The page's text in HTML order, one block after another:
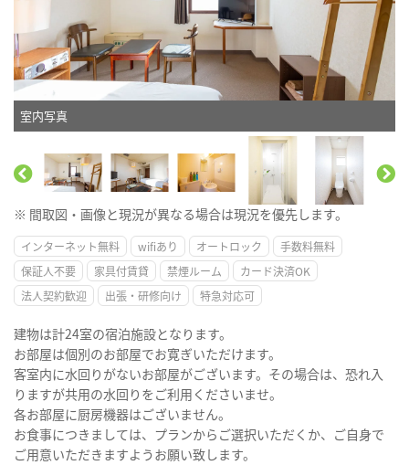
室内写真
※ 間取図・画像と現況が異なる場合は現況を優先します。
インターネット無料 wifiあり オートロック
手数料無料
保証人不要
家具付賃貸 禁煙ルーム
カード決済OK
法人契約歓迎
出張・研修向け 特急対応可
建物は計24室の宿泊施設となります。
お部屋は個別のお部屋でお寛ぎいただけます。
客室内に水回りがないお部屋がございます。その場合は、恐れ入
りますが共用の水回りをご利用くださいませ。
各お部屋に厨房機器はございません。
お食事につきましては、プランからご選択いただくか、ご自身で
ご用意いただきますようお願い致します。